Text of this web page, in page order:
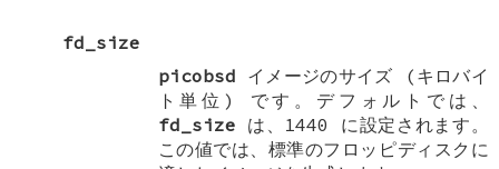
fd_size
picobsd イメージのサイズ (キロバイ
ト単位) です。デフォルトでは、
fd_size は、1440 に設定されます。
この値では、標準のフロッピディスクに